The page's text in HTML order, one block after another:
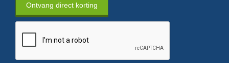
Ontvang direct korting